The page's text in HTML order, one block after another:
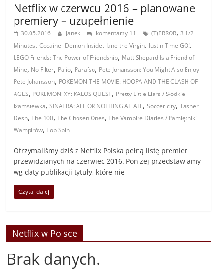
Netflix w czerwcu 2016 – planowane
premiery – uzupełnienie
30.05.2016 Janek komentarzy 11 (T)ERROR,3 1/2
Minutes,Cocaine, Demon Inside, Jane the Virgin, Justin Time GO!,
LEGO Friends: The Power of Friendship, Matt Shepard Is a Friend of
Mine, No Filter, Palio, Paraíso, Pete Johansson: You Might Also Enjoy
Pete Johansson, POKEMON THE MOVIE: HOOPA AND THE CLASH OF
AGES, POKEMON: XY: KALOS QUEST, Pretty Little Liars / Słodkie
kłamstewka,SINATRA: ALL OR NOTHING AT ALL,Soccer city,Tasher
Desh,The 100,The Chosen Ones,The Vampire Diaries / Pamiętniki
Wampirów,Top Spin
Otrzymaliśmy dziś z Netflix Polska pełną listę premier
przewidzianych na czerwiec 2016. Poniżej przedstawiamy
wg daty publikacji tytuły, które nie
Czytaj dalej
Netflix w Polsce
Brak danych.